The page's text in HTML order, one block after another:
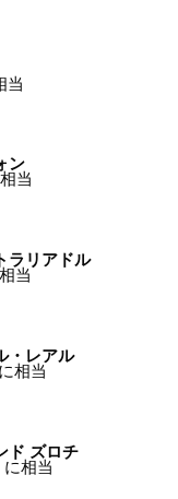
当
ン
当
ラリアドル
当
・レアル
相当
ド ズロチ
に相当